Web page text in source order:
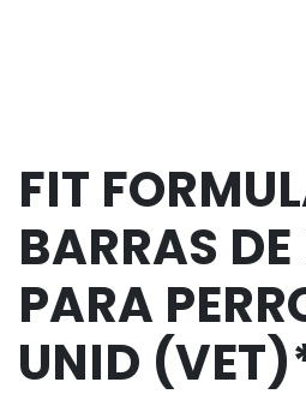
FIT
BARRAS
PARA
UNID